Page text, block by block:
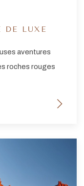
DE LUXE
aventures
roches rouges